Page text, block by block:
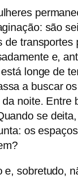
são
transportes
e,
longe de
a buscar
noite. Entre
se
os
sobretudo,